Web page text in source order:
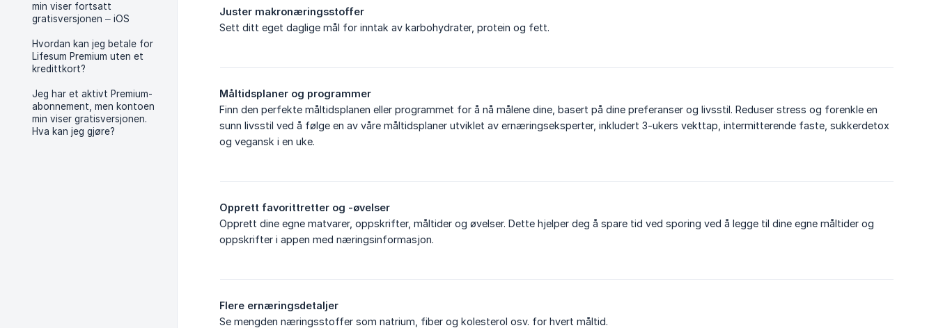
min viser fortsatt
gratisversjonen – iOS
Hvordan kan jeg betale for
Lifesum Premium uten et
kredittkort?
Jeg har et aktivt Premium-
abonnement, men kontoen
min viser gratisversjonen.
Hva kan jeg gjøre?
Juster makronæringsstoffer
Sett ditt eget daglige mål for inntak av karbohydrater, protein og fett.
Måltidsplaner og programmer
Finn den perfekte måltidsplanen eller programmet for å nå målene dine, basert på dine preferanser og livsstil. Reduser stress og forenkle en
sunn livsstil ved å følge en av våre måltidsplaner utviklet av ernæringseksperter, inkludert 3-ukers vekttap, intermitterende faste, sukkerdetox
og vegansk i en uke.
Opprett favorittretter og -øvelser
Opprett dine egne matvarer, oppskrifter, måltider og øvelser. Dette hjelper deg å spare tid ved sporing ved å legge til dine egne måltider og
oppskrifter i appen med næringsinformasjon.
Flere ernæringsdetaljer
Se mengden næringsstoffer som natrium, fiber og kolesterol osv. for hvert måltid.